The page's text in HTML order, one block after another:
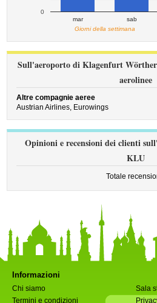
mar sab
0
Giorni della settimana
Sull'aeroporto di Klagenfurt
aerolinee
Altre compagnie aeree
Austrian Airlines, Eurowings
Opinioni e recensioni dei clienti
KLU
Totale
Informazioni
Chi siamo
Sala
Termini e condizioni